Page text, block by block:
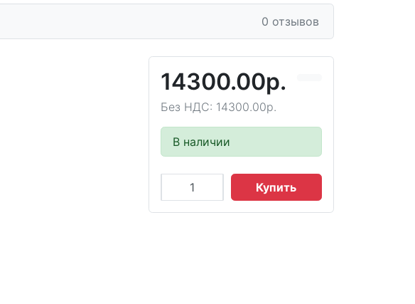
0 отзывов
14300.00р.
Без НДС: 14300.00р.
В наличии
Купить